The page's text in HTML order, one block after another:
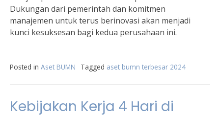
Dukungan dari pemerintah dan komitmen
manajemen untuk terus berinovasi akan menjadi
kunci kesuksesan bagi kedua perusahaan ini.
Posted in Aset BUMN Tagged aset bumn terbesar 2024
Kebijakan Kerja 4 Hari di